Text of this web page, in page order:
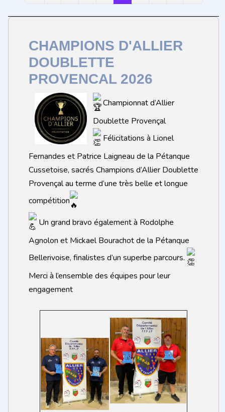
CHAMPIONS D'ALLIER
DOUBLETTE
PROVENCAL 2026
Championnat d’Allier
Doublette Provençal
Félicitations à Lionel
Fernandes et Patrice Laigneau de la Pétanque
Cussetoise, sacrés Champions d’Allier Doublette
Provençal au terme d’une très belle et longue
compétition
Un grand bravo également à Rodolphe
Agnolon et Mickael Bourachot de la Pétanque
Bellerivoise, finalistes d’un superbe parcours.
Merci à l’ensemble des équipes pour leur
engagement